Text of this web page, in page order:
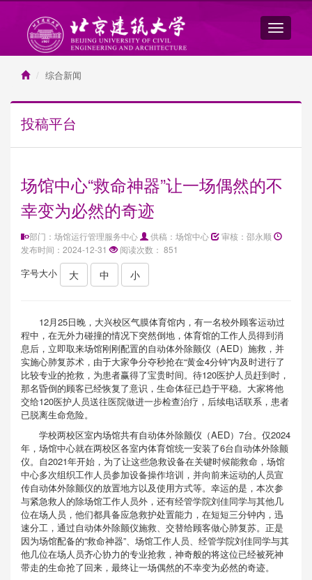
综合新闻
投稿平台
场馆中心“救命神器”让一场偶然的不
幸变为必然的奇迹
部门：场馆运行管理服务中心 供稿：场馆中心
审核：邵永顺
发布时间：2024-12-31
阅读次数： 851
字号大小 大 中 小
12月25日晚，大兴校区气膜体育馆内，有一名校外顾客运动过
程中，在无外力碰撞的情况下突然倒地，体育馆的工作人员得到消
息后，立即取来场馆刚刚配置的自动体外除颤仪（AED）施救，并
实施心肺复苏术，由于大家争分夺秒抢在“黄金4分钟”内及时进行了
比较专业的抢救，为患者赢得了宝贵时间。待120医护人员赶到时，
那名昏倒的顾客已经恢复了意识，生命体征已趋于平稳。大家将他
交给120医护人员送往医院做进一步检查治疗，后续电话联系，患者
已脱离生命危险。
学校两校区室内场馆共有自动体外除颤仪（AED）7台。仅2024
年，场馆中心就在两校区各室内体育馆统一安装了6台自动体外除颤
仪。自2021年开始，为了让这些急救设备在关键时候能救命，场馆
中心多次组织工作人员参加设备操作培训，并向前来运动的人员宣
传自动体外除颤仪的放置地方以及使用方式等。幸运的是，本次参
与紧急救人的除场馆工作人员外，还有经管学院刘佳同学与其他几
位在场人员，他们都具备应急救护处置能力，在短短三分钟内，迅
速分工，通过自动体外除颤仪施救、交替给顾客做心肺复苏。正是
因为场馆配备的“救命神器”、场馆工作人员、经管学院刘佳同学与其
他几位在场人员齐心协力的专业抢救，神奇般的将这位已经被死神
带走的生命抢了回来，最终让一场偶然的不幸变为必然的奇迹。